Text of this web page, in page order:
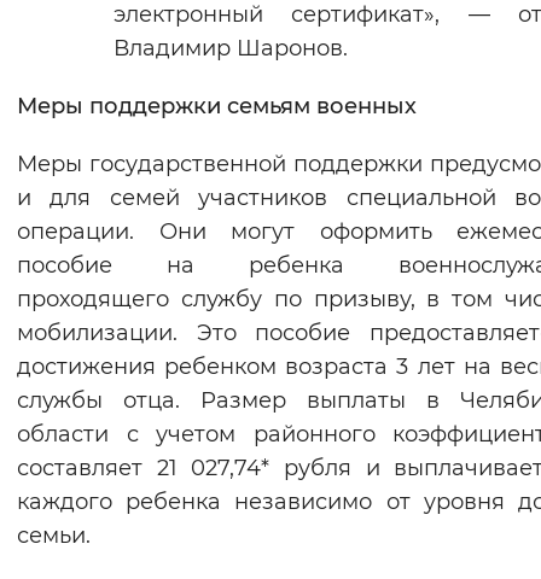
электронный сертификат», —
Владимир Шаронов.
Меры поддержки семьям военных
Меры государственной поддержки
и для семей участников специальной
операции. Они могут оформить
пособие на ребенка
проходящего службу по призыву, в том
мобилизации. Это пособие
достижения ребенком возраста 3 лет на
службы отца. Размер выплаты в
области с учетом районного
составляет 21 027,74* рубля и
каждого ребенка независимо от уровня
семьи.